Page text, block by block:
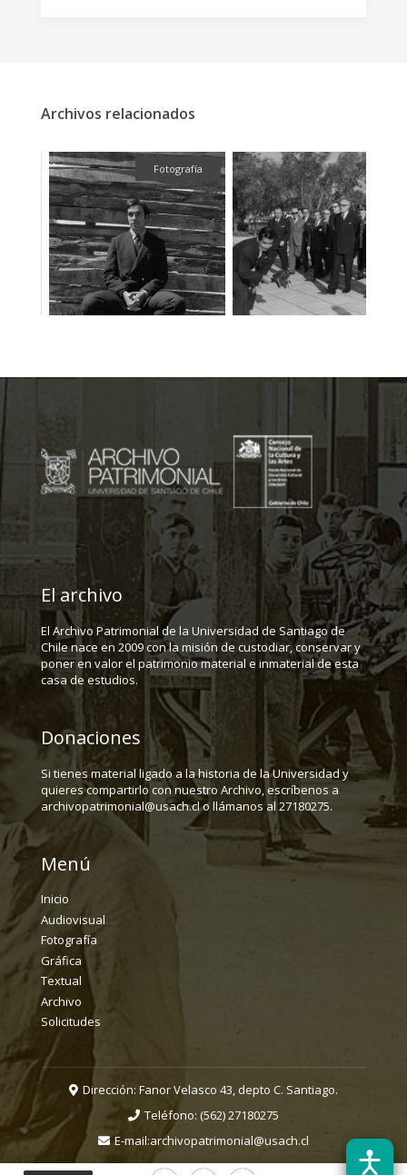
Archivos relacionados
Fotografía
El archivo
El Archivo Patrimonial de la Universidad de Santiago de
Chile nace en 2009 con la misión de custodiar, conservar y
poner en valor el patrimonio material e inmaterial de esta
casa de estudios.
Donaciones
Si tienes material ligado a la historia de la Universidad y
quieres compartirlo con nuestro Archivo, escríbenos a
archivopatrimonial@usach.cl o llámanos al 27180275.
Menú
Inicio
Audiovisual
Fotografía
Gráfica
Textual
Archivo
Solicitudes
Dirección: Fanor Velasco 43, depto C. Santiago.
Teléfono: (562) 27180275
E-mail:archivopatrimonial@usach.cl